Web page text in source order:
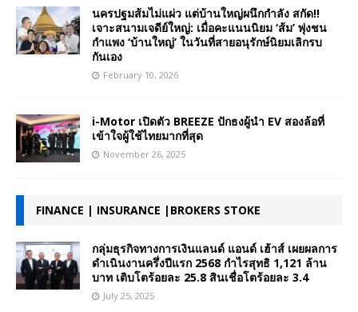
นครปฐมส้มไม่แผ่ว แต่บ้านใหญ่ผนึกกำลัง สกัด!!
เจาะสนามเจดีย์ใหญ่: เมื่อคะแนนนิยม ‘ส้ม’ พุ่งชน
กำแพง ‘บ้านใหญ่’ ในวันที่สายอนุรักษ์นิยมเลิกรบ
กันเอง
February 10, 2026
i-Motor เปิดตัว BREEZE ปักธงผู้นำ EV สองล้อที่
เข้าใจผู้ใช้ไทยมากที่สุด
November 26, 2025
FINANCE | INSURANCE |BROKERS STOKE
กลุ่มธุรกิจทางการเงินแลนด์ แอนด์ เฮ้าส์ เผยผลการ
ดำเนินงานครึ่งปีแรก 2568 กำไรสุทธิ 1,121 ล้าน
บาท เติบโตร้อยละ 25.8 สินเชื่อโตร้อยละ 3.4
July 25, 2025